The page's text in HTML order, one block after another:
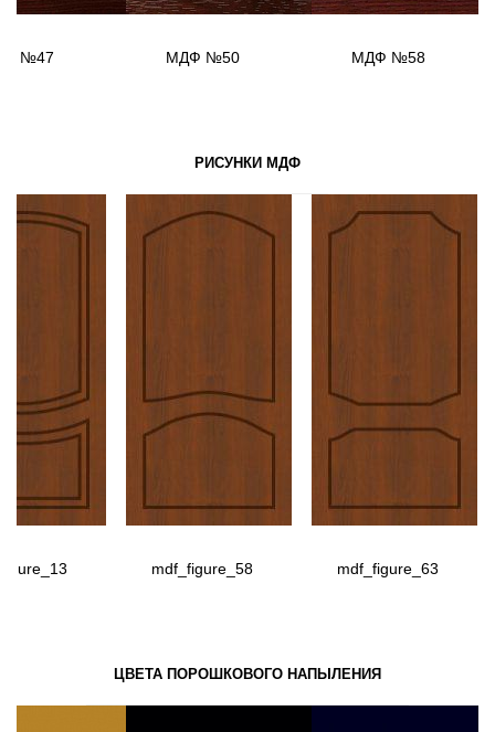
№47 МДФ №50 МДФ №58
РИСУНКИ МДФ
mdf_figure_58 mdf_figure_63
ЦВЕТА ПОРОШКОВОГО НАПЫЛЕНИЯ